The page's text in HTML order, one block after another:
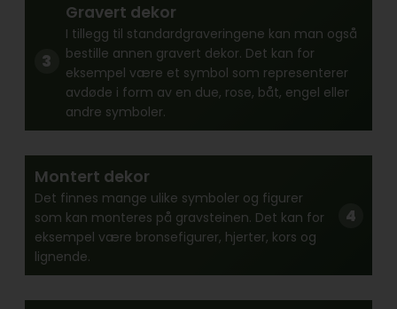
Gravert dekor
I tillegg til standardgraveringene kan man også
bestille annen gravert dekor. Det kan for
eksempel være et symbol som representerer
avdøde i form av en due, rose, båt, engel eller
andre symboler.
Montert dekor
Det finnes mange ulike symboler og figurer
som kan monteres på gravsteinen. Det kan for
eksempel være bronsefigurer, hjerter, kors og
lignende.